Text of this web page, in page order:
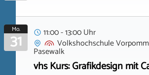
Mo.
31
11:00 - 13:00 Uhr
Volkshochschule
Pasewalk
vhs Kurs: Grafikdesign mit